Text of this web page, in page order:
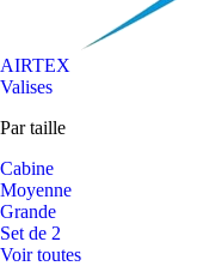
AIRTEX
Valises
Par taille
Cabine
Moyenne
Grande
Set de 2
Voir toutes